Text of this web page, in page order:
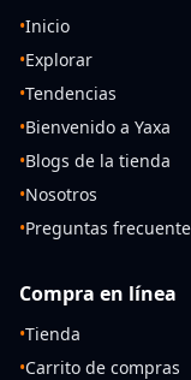
•Inicio
•Explorar
•Tendencias
•Bienvenido a Yaxa
•Blogs de la tienda
•Nosotros
•Preguntas
Compra en línea
•Tienda
•Carrito de compras